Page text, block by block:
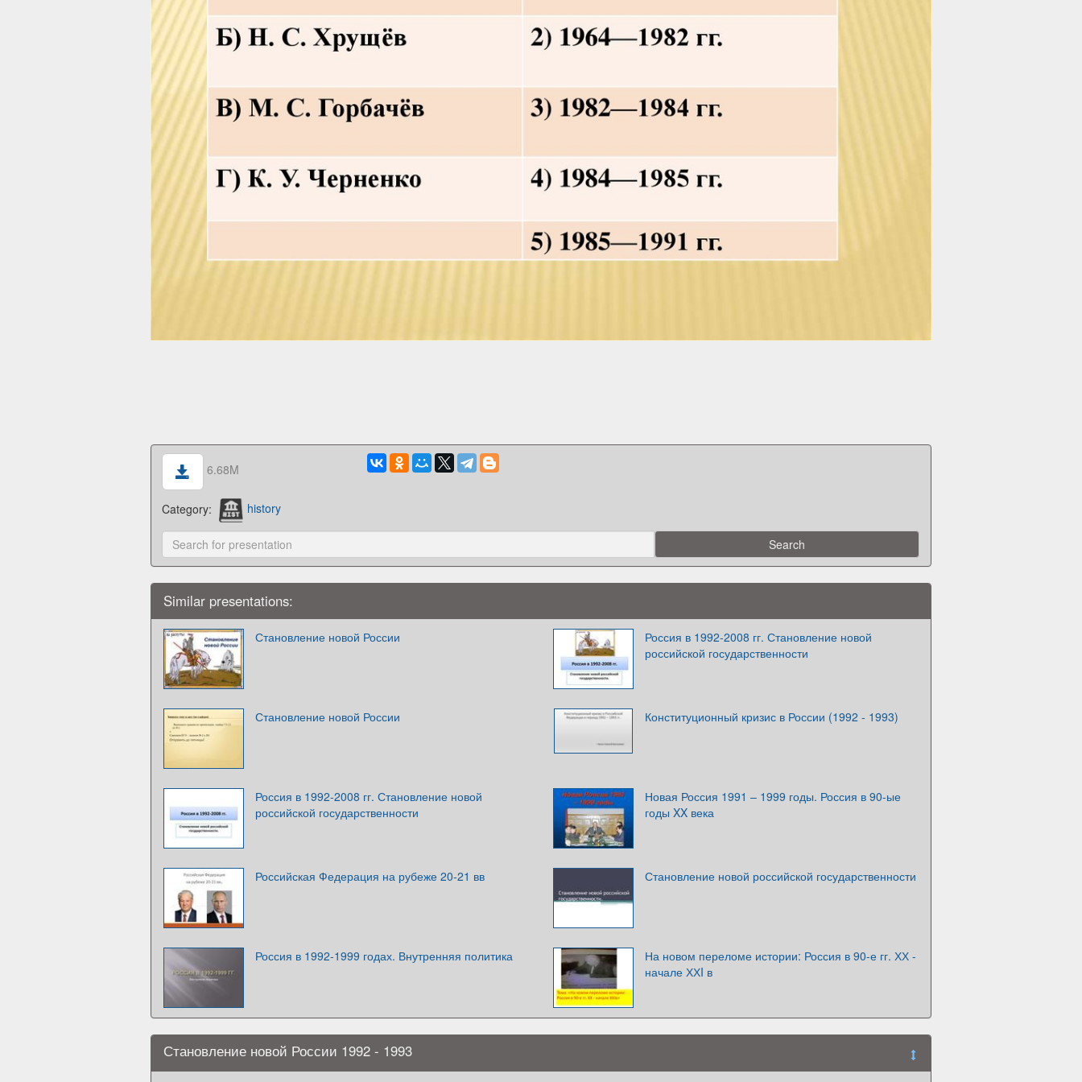
6.68M
Category: history
Similar presentations:
Становление новой России
Россия в 1992-2008 гг. Становление новой
российской государственности
Становление новой России Конституционный кризис в России (1992 - 1993)
Россия в 1992-2008 гг. Становление новой
российской государственности
Новая Россия 1991 – 1999 годы. Россия в 90-ые
годы XX века
Российская Федерация на рубеже 20-21 вв Становление новой российской государственности
Россия в 1992-1999 годах. Внутренняя политика
На новом переломе истории: Россия в 90-е гг. ХХ -
начале ХХI в
Становление новой России 1992 - 1993